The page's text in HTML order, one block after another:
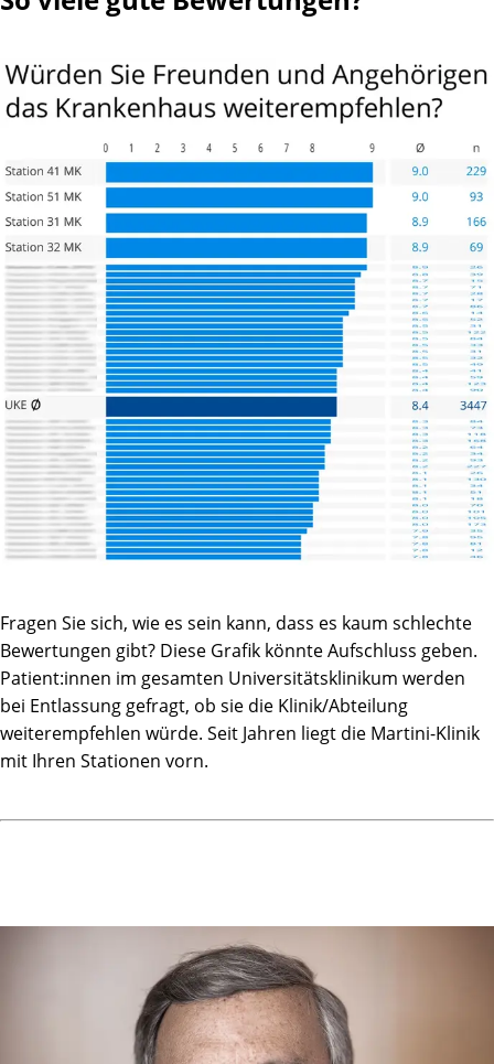
Fragen Sie sich, wie es sein kann, dass es kaum schlechte
Bewertungen gibt? Diese Grafik könnte Aufschluss geben.
Patient:innen im gesamten Universitätsklinikum werden
bei Entlassung gefragt, ob sie die Klinik/Abteilung
weiterempfehlen würde. Seit Jahren liegt die Martini-Klinik
mit Ihren Stationen vorn.